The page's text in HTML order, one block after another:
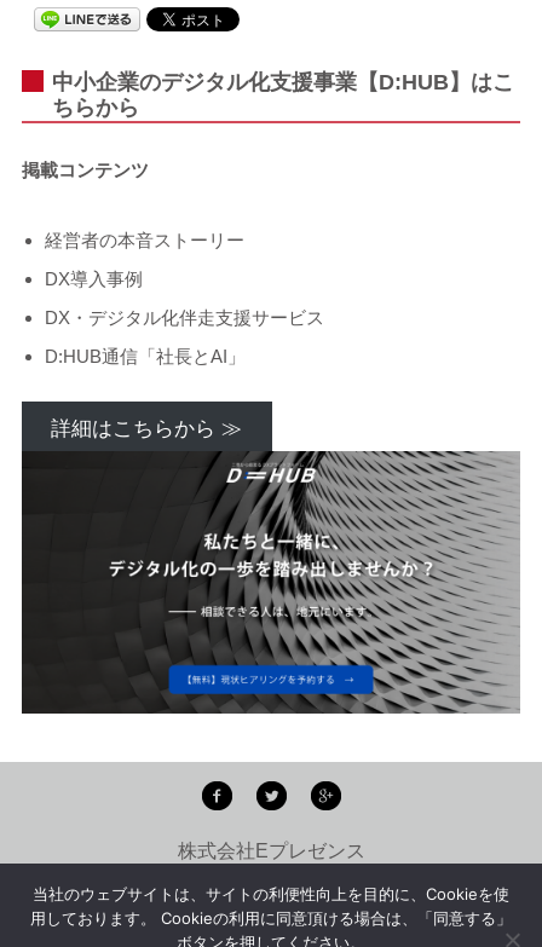
中小企業のデジタル化支援事業【D:HUB】はこ
ちらから
掲載コンテンツ
経営者の本音ストーリー
DX導入事例
DX・デジタル化伴走支援サービス
D:HUB通信「社長とAI」
詳細はこちらから ≫
株式会社Eプレゼンス
copyright © E-PRESENCE Inc. all rights reserved.
当社のウェブサイトは、サイトの利便性向上を目的に、Cookieを使
用しております。 Cookieの利用に同意頂ける場合は、「同意する」
ボタンを押してください。